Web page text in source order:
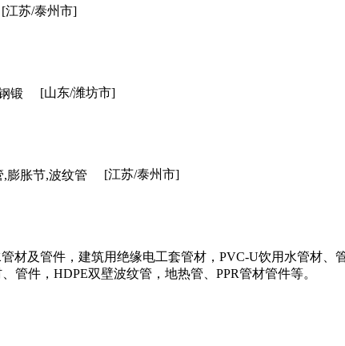
[江苏/泰州市]
锻
[山东/潍坊市]
膨胀节,波纹管
[江苏/泰州市]
材及管件，建筑用绝缘电工套管材，PVC-U饮用水管材、
管件，HDPE双壁波纹管，地热管、PPR管材管件等。